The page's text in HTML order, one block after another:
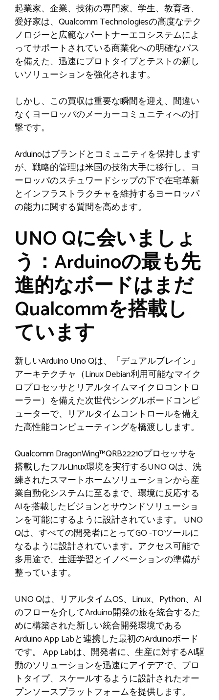
起業家、企業、技術の専門家、学生、教育者、
愛好家は、Qualcomm Technologiesの高度なテク
ノロジーと広範なパートナーエコシステムによ
ってサポートされている商業化への明確なパス
を備えた、迅速にプロトタイプとテストの新し
いソリューションを強化されます。
しかし、この買収は重要な瞬間を迎え、間違い
なくヨーロッパのメーカーコミュニティへの打
撃です。
Arduinoはブランドとコミュニティを保持します
が、戦略的管理は米国の技術大手に移行し、ヨ
ーロッパのスチュワードシップの下で在宅革新
とインフラストラクチャを維持するヨーロッパ
の能力に関する質問を高めます。
UNO Qに会いましょ
う：Arduinoの最も先
進的なボードはまだ
Qualcommを搭載し
ています
新しいArduino Uno Qは、「デュアルブレイン」
アーキテクチャ（Li​​nux Debian利用可能なマイク
ロプロセッサとリアルタイムマイクロコントロ
ーラー）を備えた次世代シングルボードコンピ
ューターで、リアルタイムコントロールを備え
た高性能コンピューティングを橋渡しします。
Qualcomm DragonWing™QRB22210プロセッサを
搭載したフルLinux環境を実行するUNO Qは、洗
練されたスマートホームソリューションから産
業自動化システムに至るまで、環境に反応する
AIを搭載したビジョンとサウンドソリューショ
ンを可能にするように設計されています。 UNO
Qは、すべての開発者にとってGO -TOツールに
なるように設計されています。アクセス可能で
多用途で、生涯学習とイノベーションの準備が
整っています。
UNO Qは、リアルタイムOS、Linux、Python、AI
のフローを介してArduino開発の旅を統合するた
めに構築された新しい統合開発環境である
Arduino App Labと連携した最初のArduinoボード
です。 App Labは、開発者に、生産に対するAI駆
動のソリューションを迅速にアイデアで、プロ
トタイプ、スケールするように設計されたオー
プンソースプラットフォームを提供します。